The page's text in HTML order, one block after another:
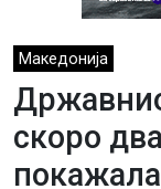
Македонија
скоро